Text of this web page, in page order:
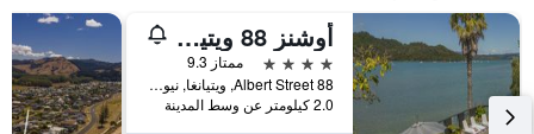
أوشنز 88 ويتيانجا كوستال أكوموديشن سويتس
4 نجوم
ممتاز 9.3
88 Albert Street, ويتيانغا, نيوزيلندا
2.0 كيلومتر عن وسط المدينة